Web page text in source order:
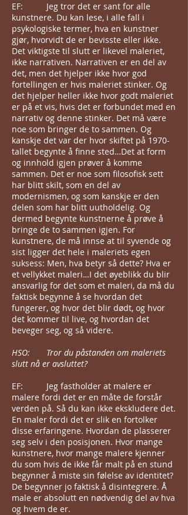
EF: Jeg tror det er sant for alle
kunstnere. Du kan lese, i alle fall i
psykologiske termer, hva en kunstner
gjør, hvorvidt de er bevisste eller ikke.
Det viktigste til slutt er likevel maleriet,
ikke narrativen. Narrativen er en del av
det, men det hjelper ikke hvor god
fortellingen er hvis maleriet stinker. Og
det hjelper heller ikke hvor godt maleriet
er på et vis, hvis det er forbundet med en
narrativ og denne stinker. Det må være
noe som bringer de to sammen. Og
kanskje det var der hvor skiftet på 1970-
tallet begynte å finne sted…Det at form
og innhold igjen prøver å komme
sammen. Det er noe som filosofisk sett
har blitt skilt, som en del av
modernismen, og som kanskje er den
delen som har blitt uutholdelig. Og
dermed begynte kunstnerne å prøve å
bringe de to sammen igjen. For
kunstnere, de må innse at til syvende og
sist ligger det hele i maleriets egen
suksess: Men, hva betyr så dette? Hva er
et vellykket maleri…I det øyeblikk du blir
ansvarlig for det som et maleri, da må du
faktisk begynne å se hvordan det
fungerer, og hvor det blir dødt, og hvor
det kommer til live, og hvordan det
beveger seg, og så videre.
HSO: Tror du påstanden om maleriets
slutt nå er avsluttet?
EF: Jeg fastholder at malere er
malere fordi det er en måte de forstår
verden på. Så du kan ikke ekskludere det.
En maler fordi det er slik en fortolker
disse erfaringene. Hvordan de plasserer
seg selv i den posisjonen. Hvor mange
kunstnere, hvor mange malere kjenner
du som hvis de ikke får malt på en stund
begynner å miste sin følelse av identitet?
De begynner jo faktisk å disintegrere. Å
male er absolutt en nødvendig del av hva
og hvem de er.